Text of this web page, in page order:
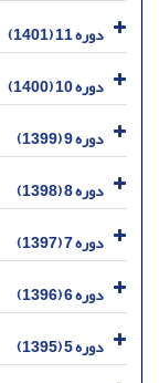
دوره 11 (1401)
دوره 10 (1400)
دوره 9 (1399)
دوره 8 (1398)
دوره 7 (1397)
دوره 6 (1396)
دوره 5 (1395)